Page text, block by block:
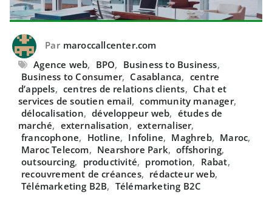
Par maroccallcenter.com
Agence web, BPO, Business to Business,
Business to Consumer, Casablanca, centre
d’appels, centres de relations clients, Chat et
services de soutien email, community manager,
délocalisation, développeur web, études de
marché, externalisation, externaliser,
francophone, Hotline, Infoline, Maghreb, Maroc,
Maroc Telecom, Nearshore Park, offshoring,
outsourcing, productivité, promotion, Rabat,
recouvrement de créances, rédacteur web,
Télémarketing B2B, Télémarketing B2C